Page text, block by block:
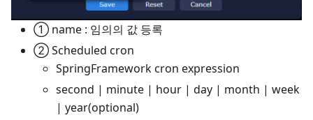
① name : 임의의 값 등록
② Scheduled cron
SpringFramework cron expression
second | minute | hour | day | month | week
| year(optional)